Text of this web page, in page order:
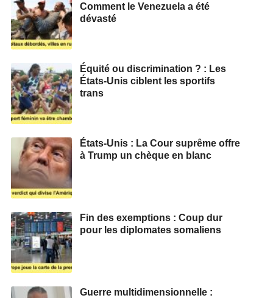
Comment le Venezuela a été
dévasté
Équité ou discrimination ? : Les
États-Unis ciblent les sportifs
trans
États-Unis : La Cour suprême offre
à Trump un chèque en blanc
Fin des exemptions : Coup dur
pour les diplomates somaliens
Guerre multidimensionnelle :